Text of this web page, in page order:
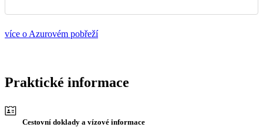
více o Azurovém pobřeží
Praktické informace
Cestovní doklady a vízové informace